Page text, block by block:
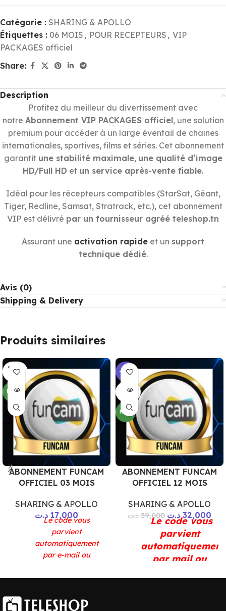
Catégorie : SHARING & APOLLO
Étiquettes : 06 MOIS , POUR RECEPTEURS , VIP
PACKAGES officiel
Share:
Description
Profitez du meilleur du divertissement avec
notre Abonnement VIP PACKAGES officiel, une solution
premium pour accéder à un large éventail de chaînes
internationales, sportives, films et séries. Cet abonnement
garantit une stabilité maximale, une qualité d’image
HD/Full HD et un service après-vente fiable.
Idéal pour les récepteurs compatibles (StarSat, Géant,
Tiger, Redline, Samsat, Stratrack, etc.), cet abonnement
VIP est délivré par un fournisseur agréé teleshop.tn
Assurant une activation rapide et un support
technique dédié.
Avis (0)
Shipping & Delivery
Produits similaires
SOLD
OUT
NEW
ABONNEMENT FUNCAM
OFFICIEL 03 MOIS
SHARING & APOLLO
17,000 د.تLe code vous
parvient
automatiquement
par e-mail ou
paiement est effectué
*** Paiement en ligne
par
carte bancaire , flouci
-18%
SOLD
NEW
ABONNEMENT FUNCAM
OFFICIEL 12 MOIS
SHARING & APOLLO
39,000 د.ت 32,000 د.ت
Le code vous
parvient
automatiquement
par mail ou